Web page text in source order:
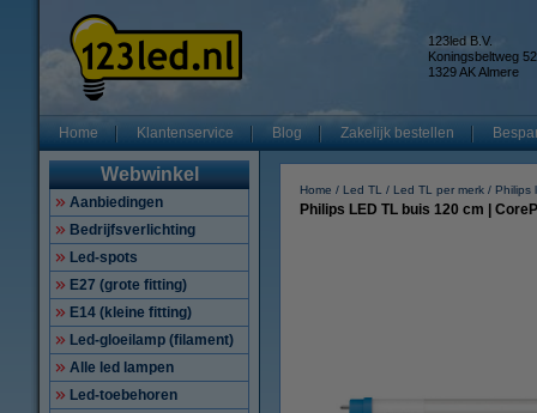
123led B.V.
Koningsbeltweg 52
1329 AK Almere
Home Klantenservice Blog Zakelijk bestellen
Webwinkel
Aanbiedingen
Bedrijfsverlichting
Led-spots
E27 (grote fitting)
E14 (kleine fitting)
Led-gloeilamp (filament)
Alle led lampen
Led-toebehoren
Home Led TL Led TL per merk Philips
Philips LED TL buis 120 cm |